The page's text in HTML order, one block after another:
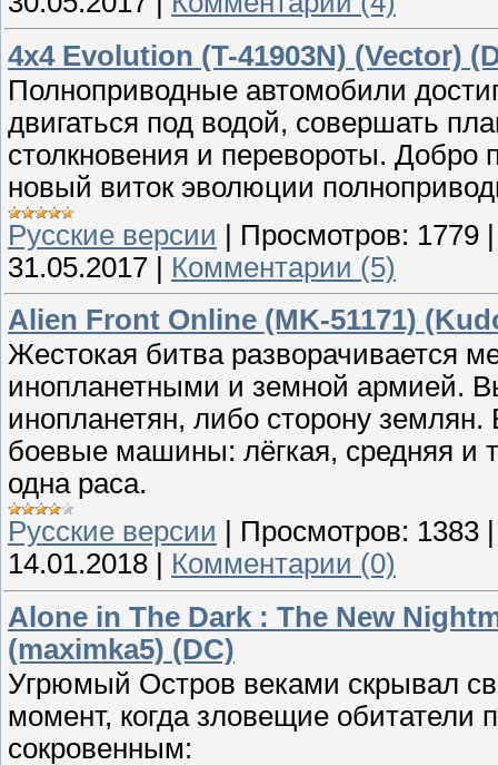
4x4 Evolution (T-41903N) (Vector)
Полноприводные автомобили
двигаться под водой, совершать
столкновения и перевороты.
новый виток эволюции
Русские версии | Просмотров: 1779
31.05.2017 | Комментарии (5)
Alien Front Online (MK-51171)
Жестокая битва разворачивается
инопланетными и земной армией.
инопланетян, либо сторону
боевые машины: лёгкая, средняя и
одна раса.
Русские версии
Просмотров: 1383
14.01.2018
Комментарии (0)
Alone in The Dark : The New
(maximka5) (DC)
Угрюмый Остров веками скрывал
момент, когда зловещие обитатели
сокровенным: